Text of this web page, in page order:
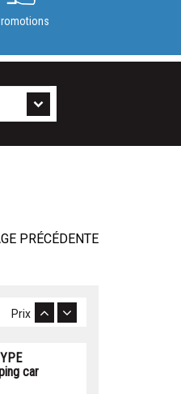
PRÉCÉDENTE
Prix
car